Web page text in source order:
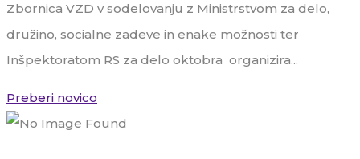
Zbornica VZD v sodelovanju z Ministrstvom za delo,
družino, socialne zadeve in enake možnosti ter
Inšpektoratom RS za delo oktobra organizira...
Preberi novico